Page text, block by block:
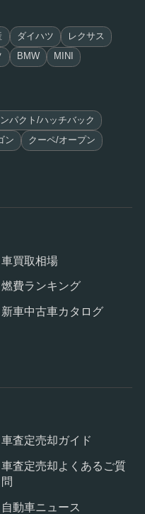
ダイハツ レクサス
BMW MINI
パクト/ハッチバック
ン クーペ/オープン
車買取相場
燃費ランキング
新車中古車カタログ
車査定売却ガイド
車査定売却よくあるご質
問
自動車ニュース